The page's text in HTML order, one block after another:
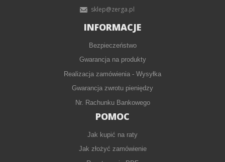
sklep@zerga.pl
INFORMACJE
Bezpieczeństwo
Gwarancja na produkty
Realizacja zamówienia - Wysyłka
Gwarancja zwrotu pieniędzy
Nr. Rachunku Bankowego
POMOC
Jak kupić na raty
Jak złożyć zamówienie